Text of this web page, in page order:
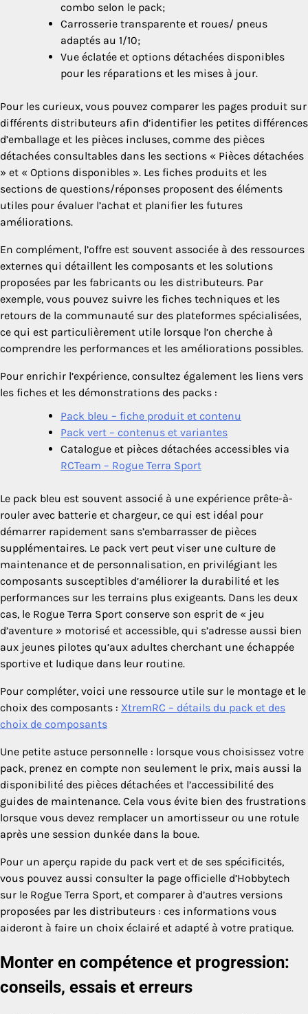
combo selon le pack;
Carrosserie transparente et roues/ pneus
adaptés au 1/10;
Vue éclatée et options détachées disponibles
pour les réparations et les mises à jour.
Pour les curieux, vous pouvez comparer les pages produit sur
différents distributeurs afin d’identifier les petites différences
d’emballage et les pièces incluses, comme des pièces
détachées consultables dans les sections « Pièces détachées
» et « Options disponibles ». Les fiches produits et les
sections de questions/réponses proposent des éléments
utiles pour évaluer l’achat et planifier les futures
améliorations.
En complément, l’offre est souvent associée à des ressources
externes qui détaillent les composants et les solutions
proposées par les fabricants ou les distributeurs. Par
exemple, vous pouvez suivre les fiches techniques et les
retours de la communauté sur des plateformes spécialisées,
ce qui est particulièrement utile lorsque l’on cherche à
comprendre les performances et les améliorations possibles.
Pour enrichir l’expérience, consultez également les liens vers
les fiches et les démonstrations des packs :
Pack bleu – fiche produit et contenu
Pack vert – contenus et variantes
Catalogue et pièces détachées accessibles via
RCTeam – Rogue Terra Sport
Le pack bleu est souvent associé à une expérience prête-à-
rouler avec batterie et chargeur, ce qui est idéal pour
démarrer rapidement sans s’embarrasser de pièces
supplémentaires. Le pack vert peut viser une culture de
maintenance et de personnalisation, en privilégiant les
composants susceptibles d’améliorer la durabilité et les
performances sur les terrains plus exigeants. Dans les deux
cas, le Rogue Terra Sport conserve son esprit de « jeu
d’aventure » motorisé et accessible, qui s’adresse aussi bien
aux jeunes pilotes qu’aux adultes cherchant une échappée
sportive et ludique dans leur routine.
Pour compléter, voici une ressource utile sur le montage et le
choix des composants : XtremRC – détails du pack et des
choix de composants
Une petite astuce personnelle : lorsque vous choisissez votre
pack, prenez en compte non seulement le prix, mais aussi la
disponibilité des pièces détachées et l’accessibilité des
guides de maintenance. Cela vous évite bien des frustrations
lorsque vous devez remplacer un amortisseur ou une rotule
après une session dunkée dans la boue.
Pour un aperçu rapide du pack vert et de ses spécificités,
vous pouvez aussi consulter la page officielle d’Hobbytech
sur le Rogue Terra Sport, et comparer à d’autres versions
proposées par les distributeurs : ces informations vous
aideront à faire un choix éclairé et adapté à votre pratique.
Monter en compétence et progression:
conseils, essais et erreurs